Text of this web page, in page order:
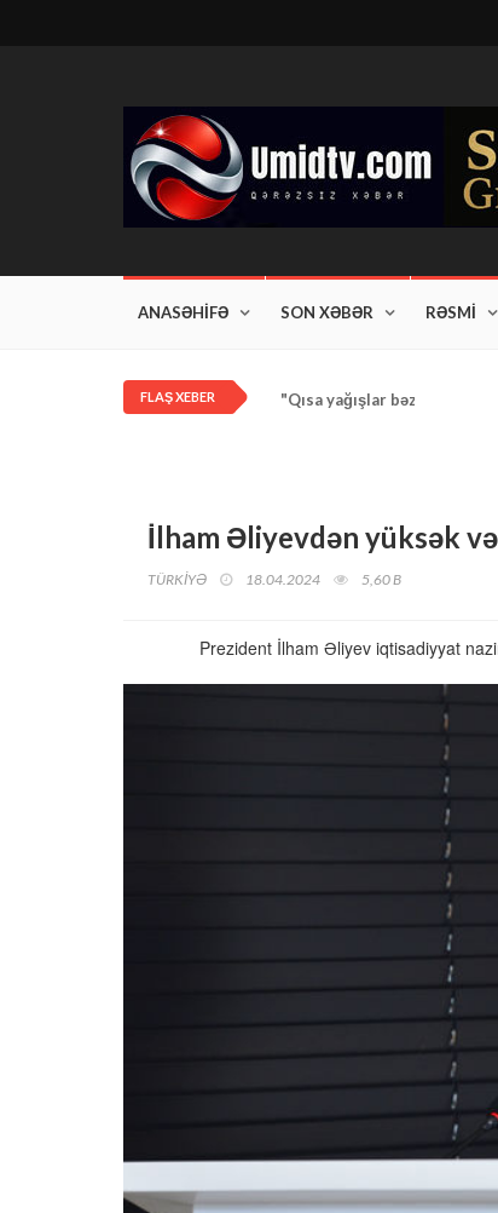
ANASƏHİFƏ SON XƏBƏR RƏSMİ
FLAŞ XEBER "Qısa yağışlar bəzi
İlham Əliyevdən yüksək
TÜRKİYƏ 18.04.2024 5,60 B
Prezident İlham Əliyev iqtisadiyyat